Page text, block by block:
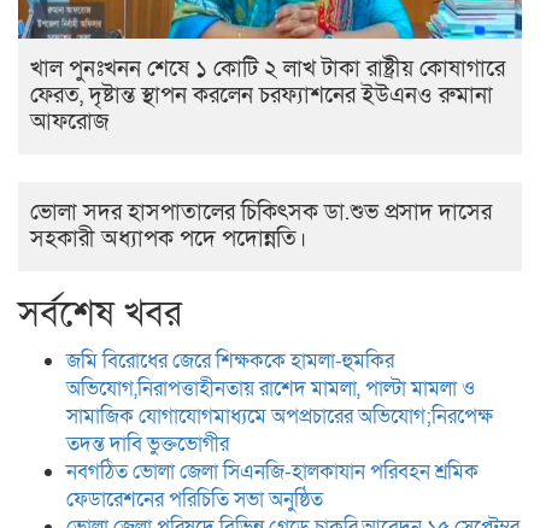
খাল পুনঃখনন শেষে ১ কোটি ২ লাখ টাকা রাষ্ট্রীয় কোষাগারে
ফেরত, দৃষ্টান্ত স্থাপন করলেন চরফ্যাশনের ইউএনও রুমানা
আফরোজ
ভোলা সদর হাসপাতালের চিকিৎসক ডা.শুভ প্রসাদ দাসের
সহকারী অধ্যাপক পদে পদোন্নতি।
সর্বশেষ খবর
জমি বিরোধের জেরে শিক্ষককে হামলা-হুমকির
অভিযোগ,নিরাপত্তাহীনতায় রাশেদ মামলা, পাল্টা মামলা ও
সামাজিক যোগাযোগমাধ্যমে অপপ্রচারের অভিযোগ;নিরপেক্ষ
তদন্ত দাবি ভুক্তভোগীর
নবগঠিত ভোলা জেলা সিএনজি-হালকাযান পরিবহন শ্রমিক
ফেডারেশনের পরিচিতি সভা অনুষ্ঠিত